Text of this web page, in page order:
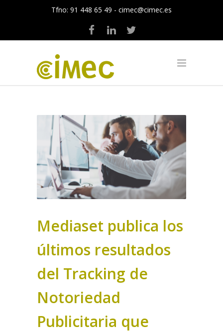
Tfno: 91 448 65 49 - cimec@cimec.es
Mediaset publica los
últimos resultados
del Tracking de
Notoriedad
Publicitaria que